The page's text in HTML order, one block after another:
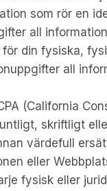
som rör en
all
din fysiska,
all
(California
skriftligt
värdefull
eller
fysisk eller